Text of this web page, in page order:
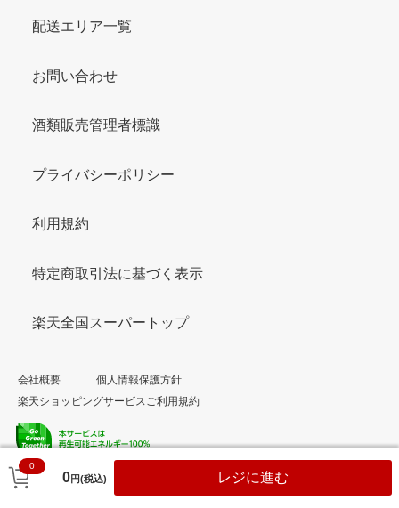
0
0円(税込) レジに進む
配送エリア一覧
お問い合わせ
酒類販売管理者標識
プライバシーポリシー
利用規約
特定商取引法に基づく表示
楽天全国スーパートップ
会社概要
個人情報保護方針
楽天ショッピングサービスご利用規約
© Rakuten Group, Inc.